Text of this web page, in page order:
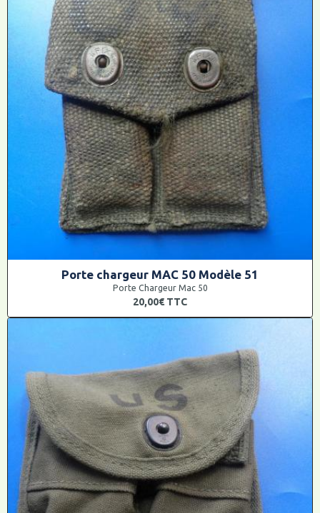
Porte chargeur MAC 50 Modèle 51
Porte Chargeur Mac 50
20,00€ TTC